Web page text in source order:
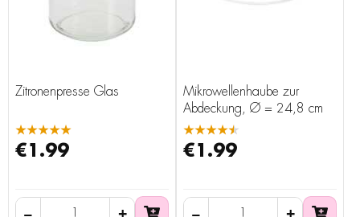
Zitronenpresse Glas
★★★★★
€1.99
Mikrowellenhaube zur
Abdeckung, Ø = 24,8 cm
★★★★★
€1.99